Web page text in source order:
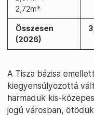
2,72m*
Összesen
(2026)
A Tisza bázisa
kiegyensúlyozottá
harmaduk kis-
jogú városban,